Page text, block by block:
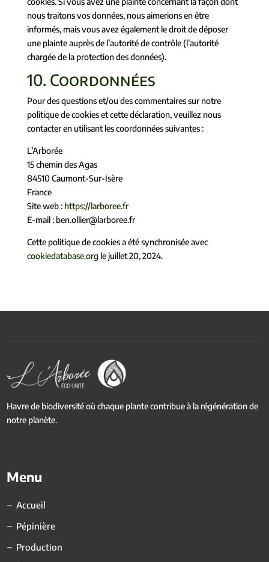
nous traitons vos données, nous aimerions en être
informés, mais vous avez également le droit de déposer
une plainte auprès de l’autorité de contrôle (l’autorité
chargée de la protection des données).
10. Coordonnées
Pour des questions et/ou des commentaires sur notre
politique de cookies et cette déclaration, veuillez nous
contacter en utilisant les coordonnées suivantes :
L’Arborée
15 chemin des Agas
84510 Caumont-Sur-Isère
France
Site web : https://larboree.fr
E-mail : ben.ollier@larboree.fr
Cette politique de cookies a été synchronisée avec
cookiedatabase.orgle juillet 20, 2024.
Havre de biodiversité où chaque plante contribue à la régénération de
notre planète.
Menu
Accueil
Pépinière
Production